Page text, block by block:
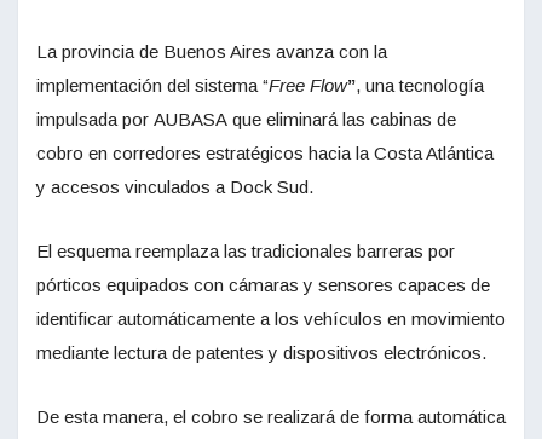
La provincia de Buenos Aires avanza con la
implementación del sistema “Free Flow”, una tecnología
impulsada por AUBASA que eliminará las cabinas de
cobro en corredores estratégicos hacia la Costa Atlántica
y accesos vinculados a Dock Sud.
El esquema reemplaza las tradicionales barreras por
pórticos equipados con cámaras y sensores capaces de
identificar automáticamente a los vehículos en movimiento
mediante lectura de patentes y dispositivos electrónicos.
De esta manera, el cobro se realizará de forma automática